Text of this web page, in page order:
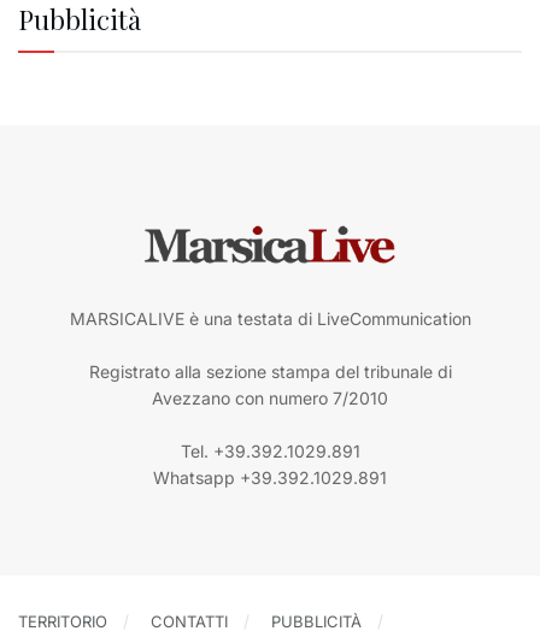
Pubblicità
MARSICALIVE è una testata di LiveCommunication
Registrato alla sezione stampa del tribunale di
Avezzano con numero 7/2010
Tel. +39.392.1029.891
Whatsapp +39.392.1029.891
TERRITORIO CONTATTI PUBBLICITÀ